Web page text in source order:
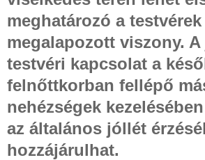
meghatározó a
megalapozott viszony.
testvéri kapcsolat a
felnőttkorban fellépő
nehézségek
az általános jóllét
hozzájárulhat.